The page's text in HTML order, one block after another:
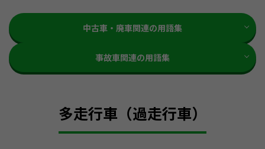
中古車・廃車関連の用語集
事故車関連の用語集
多走行車（過走行車）